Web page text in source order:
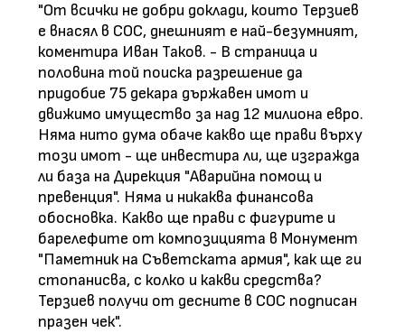
"От всички не добри доклади, които Терзиев
е внасял в СОС, днешният е най-безумният,
коментира Иван Таков. - В страница и
половина той поиска разрешение да
придобие 75 декара държавен имот и
движимо имущество за над 12 милиона евро.
Няма нито дума обаче какво ще прави върху
този имот - ще инвестира ли, ще изгражда
ли база на Дирекция "Аварийна помощ и
превенция". Няма и никаква финансова
обосновка. Какво ще прави с фигурите и
барелефите от композицията в Монумент
"Паметник на Съветската армия", как ще ги
стопанисва, с колко и какви средства?
Терзиев получи от десните в СОС подписан
празен чек".